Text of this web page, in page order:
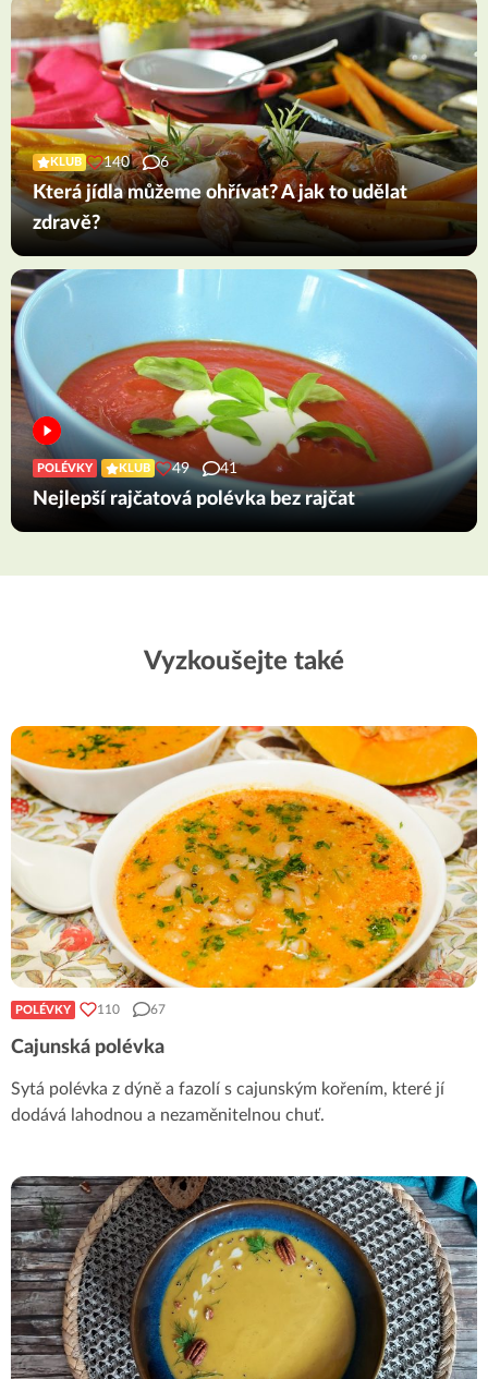
KLUB 140 6
Která jídla můžeme ohřívat? A jak to udělat
zdravě?
POLÉVKY KLUB 49 41
Nejlepší rajčatová polévka bez rajčat
Vyzkoušejte také
POLÉVKY 110 67
Cajunská polévka
Sytá polévka z dýně a fazolí s cajunským kořením, které jí
dodává lahodnou a nezaměnitelnou chuť.